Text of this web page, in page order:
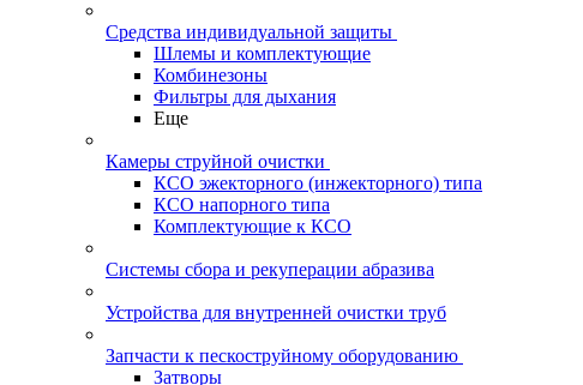
Средства индивидуальной защиты
Шлемы и комплектующие
Комбинезоны
Фильтры для дыхания
Еще
Камеры струйной очистки
КСО эжекторного (инжекторного) типа
КСО напорного типа
Комплектующие к КСО
Системы сбора и рекуперации абразива
Устройства для внутренней очистки труб
Запчасти к пескоструйному оборудованию
Затворы